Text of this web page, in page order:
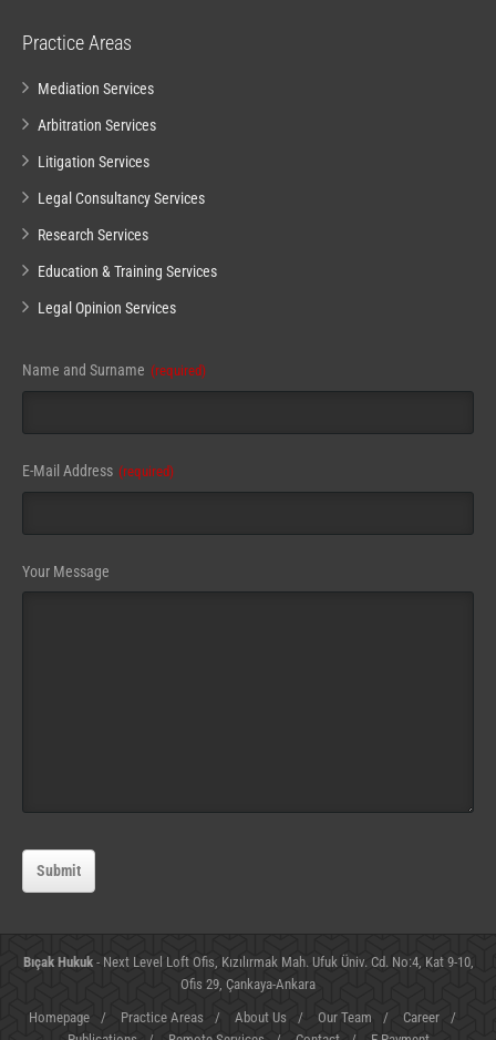
Practice Areas
Mediation Services
Arbitration Services
Litigation Services
Legal Consultancy Services
Research Services
Education & Training Services
Legal Opinion Services
Name and Surname (required)
E-Mail Address (required)
Website
URL (required)
Your Message
Submit
Bıçak Hukuk- Next Level Loft Ofis, Kızılırmak Mah. Ufuk Üniv. Cd. No:4, Kat 9-10,
Ofis 29, Çankaya-Ankara
Homepage
/ Practice Areas / About Us / Our Team / Career
/